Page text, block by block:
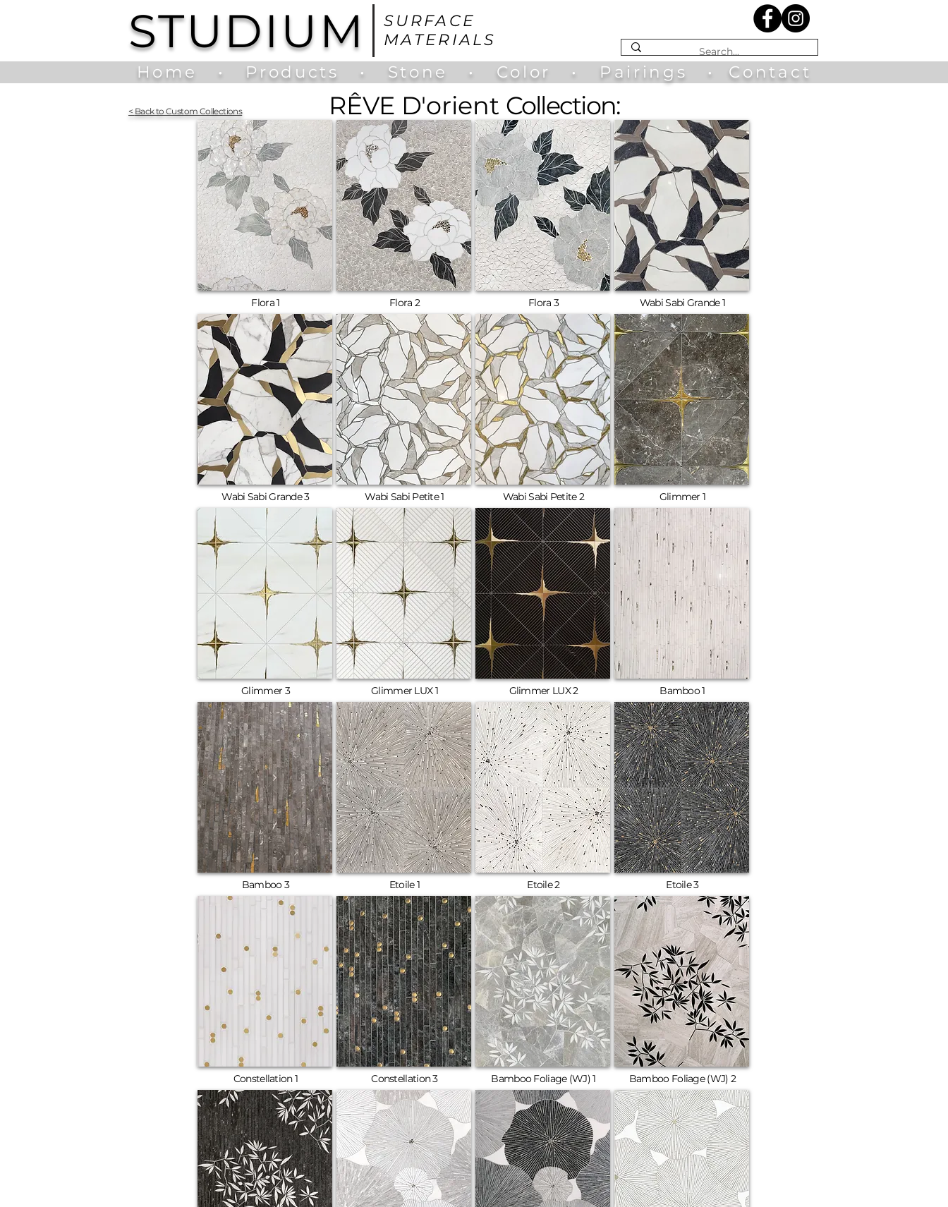
SURFACE
MATERIALS
STUDIUM
Home • Products • Stone • Color • Pairings • Contact
< Back to Custom Collections RÊVE D'orient Collection:
Flora 1
Wabi Sabi Grande 3
Glimmer 3
Bamboo 3
Constellation 1
Flora 2
Wabi Sabi Petite 1
Glimmer LUX 1
Etoile 1
Constellation 3
Flora 3
Wabi Sabi Petite 2
Glimmer LUX 2
Etoile 2
Bamboo Foliage (WJ) 1
Wabi Sabi Grande 1
Glimmer 1
Bamboo 1
Etoile 3
Bamboo Foliage (WJ) 2